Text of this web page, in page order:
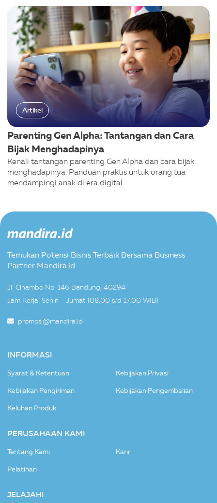
Artikel
Parenting Gen Alpha: Tantangan dan Cara
Bijak Menghadapinya
Kenali tantangan parenting Gen Alpha dan cara bijak
menghadapinya. Panduan praktis untuk orang tua
mendampingi anak di era digital.
Temukan Potensi Bisnis Terbaik Bersama Business
Partner Mandira.id
Jl. Cinambo No. 146 Bandung, 40294
Jam Kerja: Senin - Jumat (08:00 s/d 17:00 WIB)
promosi@mandira.id
INFORMASI
Syarat & Ketentuan Kebijakan Privasi
Kebijakan Pengiriman Kebijakan Pengembalian
Keluhan Produk
PERUSAHAAN KAMI
Tentang Kami Karir
Pelatihan
JELAJAHI